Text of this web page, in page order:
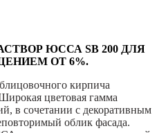
ЮССА SB 200 ДЛЯ
ОТ 6%.
кирпича
цветовая гамма
в сочетании с декоративным
облик фасада.